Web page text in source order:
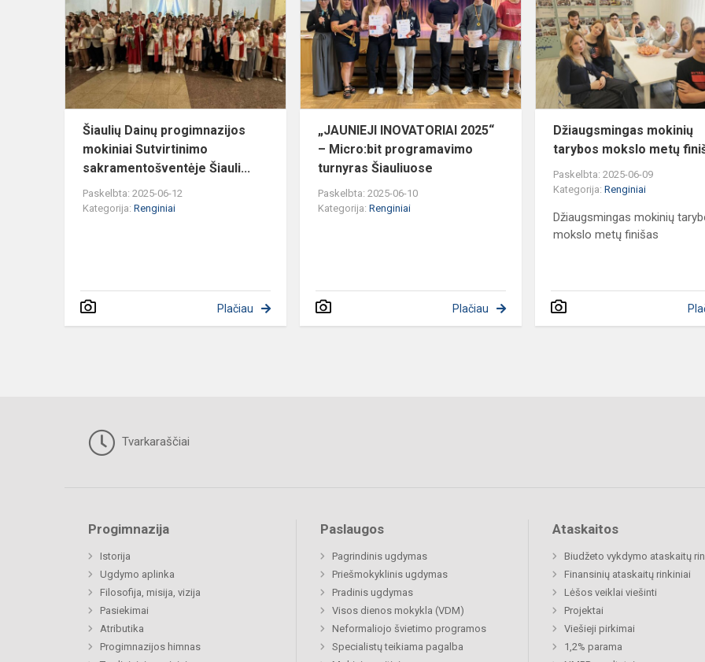
progimnazijos
mokiniai
Sutvirtinimo
sakrament...
Šiaulių Dainų progimnazijos
mokiniai Sutvirtinimo
sakramentošventėje Šiauli...
Paskelbta: 2025-06-12
Kategorija: Renginiai
Plačiau
2025“
–
Micro:bit
programavimo
turnyr...
„JAUNIEJI INOVATORIAI 2025“
– Micro:bit programavimo
turnyras Šiauliuose
Paskelbta: 2025-06-10
Kategorija:Renginiai
Plačiau
Džiaugsmingas mokinių
tarybos mokslo metų
Paskelbta: 2025-06-09
Kategorija:Renginiai
Džiaugsmingas mokinių
mokslo metų finišas
Tvarkaraščiai
Progimnazija
Istorija
Ugdymo aplinka
Filosofija, misija, vizija
Pasiekimai
Atributika
Progimnazijos himnas
Paslaugos
Pagrindinis ugdymas
Priešmokyklinis ugdymas
Pradinis ugdymas
Visos dienos mokykla (VDM)
Neformaliojo švietimo programos
Specialistų teikiama pagalba
Ataskaitos
Biudžeto vykdymo ataskaitų
Finansinių ataskaitų rinkiniai
Lėšos veiklai viešinti
Projektai
Viešieji pirkimai
1,2% parama